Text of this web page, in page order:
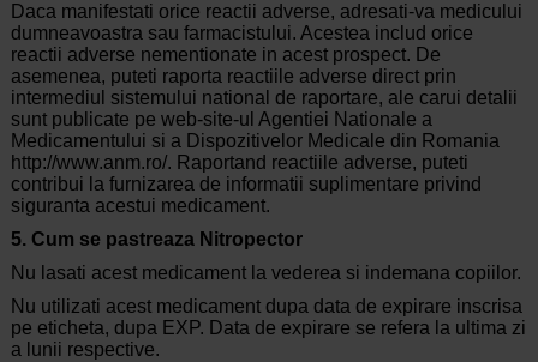
Daca manifestati orice reactii adverse, adresati-va medicului
dumneavoastra sau farmacistului. Acestea includ orice
reactii adverse nementionate in acest prospect. De
asemenea, puteti raporta reactiile adverse direct prin
intermediul sistemului national de raportare, ale carui detalii
sunt publicate pe web-site-ul Agentiei Nationale a
Medicamentului si a Dispozitivelor Medicale din Romania
http://www.anm.ro/. Raportand reactiile adverse, puteti
contribui la furnizarea de informatii suplimentare privind
siguranta acestui medicament.
5. Cum se pastreaza Nitropector
Nu lasati acest medicament la vederea si indemana copiilor.
Nu utilizati acest medicament dupa data de expirare inscrisa
pe eticheta, dupa EXP. Data de expirare se refera la ultima zi
a lunii respective.